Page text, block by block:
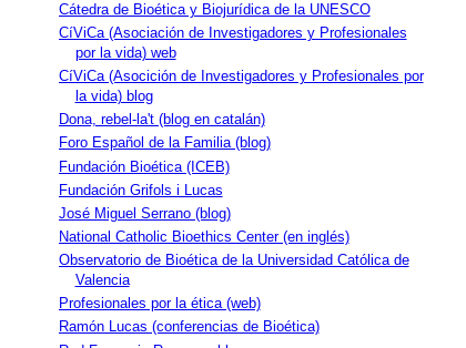
Cátedra de Bioética y Biojurídica de la UNESCO
CíViCa (Asociación de Investigadores y Profesionales
por la vida) web
CíViCa (Asocición de Investigadores y Profesionales por
la vida) blog
Dona, rebel-la't (blog en catalán)
Foro Español de la Familia (blog)
Fundación Bioética (ICEB)
Fundación Grifols i Lucas
José Miguel Serrano (blog)
National Catholic Bioethics Center (en inglés)
Observatorio de Bioética de la Universidad Católica de
Valencia
Profesionales por la ética (web)
Ramón Lucas (conferencias de Bioética)